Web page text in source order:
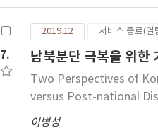
박종은, 최경선 등의 주도
에서 안식일교회가 경영하
운동에서 입감된 9천여 명
련 자료를 조사하였다. 그
시정부의 명령에 따라 추진
식일교인에 의해서 주도되
교인들과 시조사와 순안병
7.
2019.12 서비스 종료(열
남북분단 극복을 위한
Two Perspectives of
versus Post-national
이병성